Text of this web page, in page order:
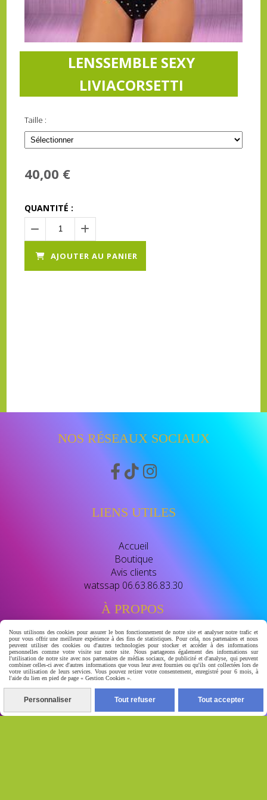
LENSSEMBLE SEXY
LIVIACORSETTI
Taille :
40,00 €
QUANTITÉ :
AJOUTER AU PANIER
NOS RÉSEAUX SOCIAUX
  
LIENS UTILES
Accueil
Boutique
Avis clients
watssap 06.63.86.83.30
À PROPOS
BIENVENUE CHEZ GERA-LUXSKIN
révélé leclat naturel de votre peau
votre destination beauté dediee aux soins de la peau et
au bien- etre nous vous proposont des soins de qualité
conçu pour ulluminer , unifier eclaircir naturelement et
Nous utilisons des cookies pour assurer le bon fonctionnement de notre site et analyser notre trafic et
pour vous offrir une meilleure expérience à des fins de statistiques. Pour cela, nos partenaires et nous
peuvent utiliser des cookies ou d'autres technologies pour stocker et accéder à des informations
personnelles comme votre visite sur notre site. Nous partageons également des informations sur
l'utilisation de notre site avec nos partenaires de médias sociaux, de publicité et d'analyse, qui peuvent
combiner celles-ci avec d'autres informations que vous leur avez fournies ou qu'ils ont collectées lors de
votre utilisation de leurs services. Vous pouvez retirer votre consentement, enregistré pour 6 mois, à
l'aide du lien en pied de page « Gestion Cookies ».
Personnaliser Tout refuser Tout accepter